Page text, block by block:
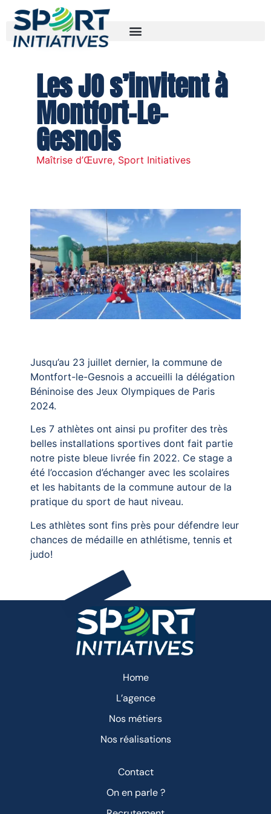
30/08/2024
Les JO s’invitent à
Montfort-Le-
Gesnois
Maîtrise d’Œuvre, Sport Initiatives
Jusqu’au 23 juillet dernier, la commune de
Montfort-le-Gesnois a accueilli la délégation
Béninoise des Jeux Olympiques de Paris
2024.
Les 7 athlètes ont ainsi pu profiter des très
belles installations sportives dont fait partie
notre piste bleue livrée fin 2022. Ce stage a
été l’occasion d’échanger avec les scolaires
et les habitants de la commune autour de la
pratique du sport de haut niveau.
Les athlètes sont fins près pour défendre leur
chances de médaille en athlétisme, tennis et
judo!
Home
L’agence
Nos métiers
Nos réalisations
Contact
On en parle ?